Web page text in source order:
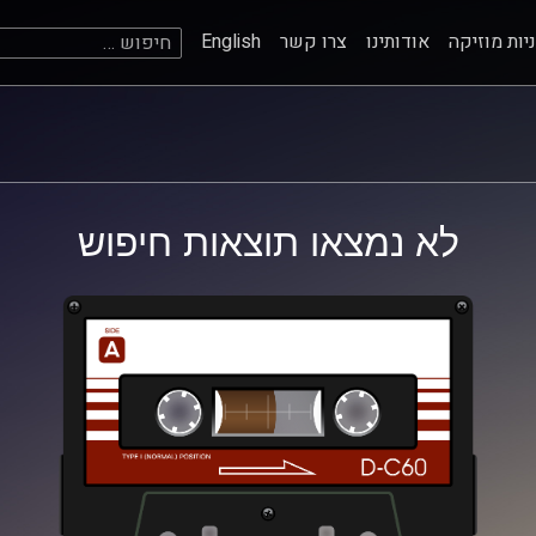
מוזיקה אודותינו צרו קשר English חיפוש:
לא נמצאו תוצאות חיפוש